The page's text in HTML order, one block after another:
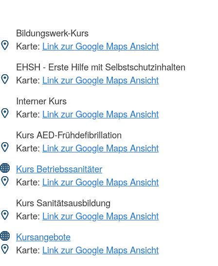
Bildungswerk-Kurs
Karte: Link zur Google Maps Ansicht
EHSH - Erste Hilfe mit Selbstschutzinhalten
Karte: Link zur Google Maps Ansicht
Interner Kurs
Karte: Link zur Google Maps Ansicht
Kurs AED-Frühdefibrillation
Karte: Link zur Google Maps Ansicht
Kurs Betriebssanitäter
Karte: Link zur Google Maps Ansicht
Kurs Sanitätsausbildung
Karte: Link zur Google Maps Ansicht
Kursangebote
Karte: Link zur Google Maps Ansicht